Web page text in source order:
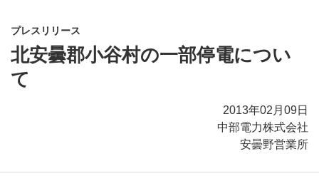
プレスリリース
北安曇郡小谷村の一部停電につい
て
2013年02月09日
中部電力株式会社
安曇野営業所